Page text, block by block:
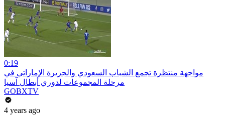
0:19
مواجهة منتظرة تجمع الشباب السعودي والجزيرة الإماراتي في
مرحلة المجموعات لدوري أبطال آسيا
GOBXTV
4 years ago